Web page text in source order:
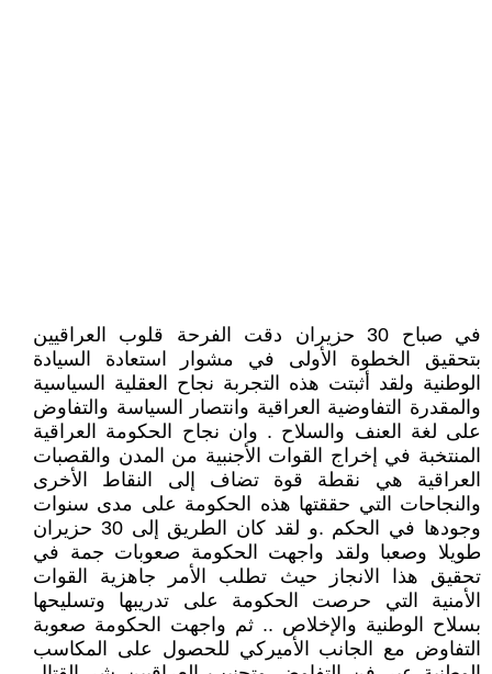
في صباح 30 حزيران دقت الفرحة قلوب العراقيين
بتحقيق الخطوة الأولى في مشوار استعادة السيادة
الوطنية ولقد أثبتت هذه التجربة نجاح العقلية السياسية
والمقدرة التفاوضية العراقية وانتصار السياسة والتفاوض
على لغة العنف والسلاح . وان نجاح الحكومة العراقية
المنتخبة في إخراج القوات الأجنبية من المدن والقصبات
العراقية هي نقطة قوة تضاف إلى النقاط الأخرى
والنجاحات التي حققتها هذه الحكومة على مدى سنوات
وجودها في الحكم .و لقد كان الطريق إلى 30 حزيران
طويلا وصعبا ولقد واجهت الحكومة صعوبات جمة في
تحقيق هذا الانجاز حيث تطلب الأمر جاهزية القوات
الأمنية التي حرصت الحكومة على تدريبها وتسليحها
بسلاح الوطنية والإخلاص .. ثم واجهت الحكومة صعوبة
التفاوض مع الجانب الأميركي للحصول على المكاسب